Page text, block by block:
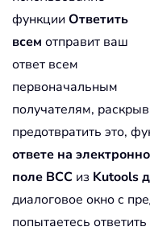
функции Ответить
всем отправит ваш
ответ всем
первоначальным
получателям,
предотвратить это,
ответе на
поле BCC из Kutools
диалоговое окно с
попытаетесь